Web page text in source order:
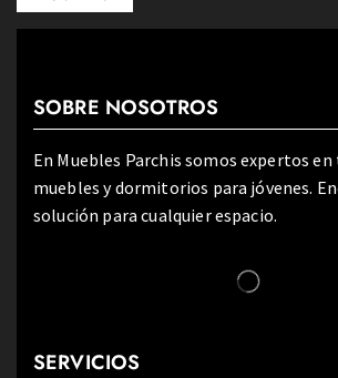
SOBRE NOSOTROS
En Muebles Parchis somos expertos
muebles y dormitorios para jóvenes.
solución para cualquier espacio.
SERVICIOS